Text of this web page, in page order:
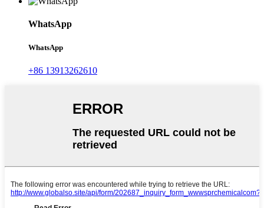
WhatsApp
WhatsApp
+86 13913262610